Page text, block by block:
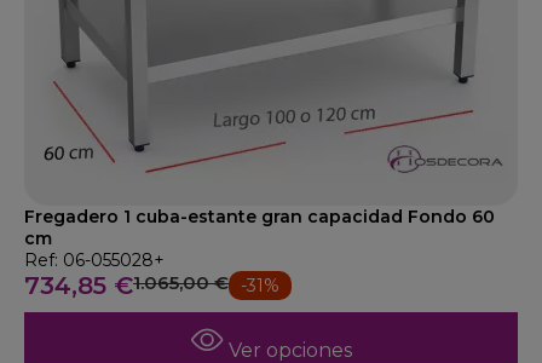
Fregadero 1 cuba-estante gran capacidad Fondo 60
cm
Ref: 06-055028+
734,85 €1.065,00 € -31%
Ver opciones